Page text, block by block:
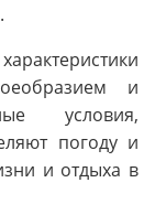
и
условия,
погоду и
и отдыха в